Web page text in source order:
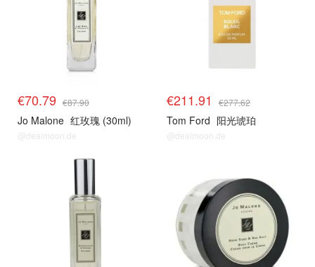
€70.79 €87.90
Jo Malone 红玫瑰 (30ml)
@dealmoon.de
€211.91 €277.62
Tom Ford 阳光琥珀
@dealmoon.de